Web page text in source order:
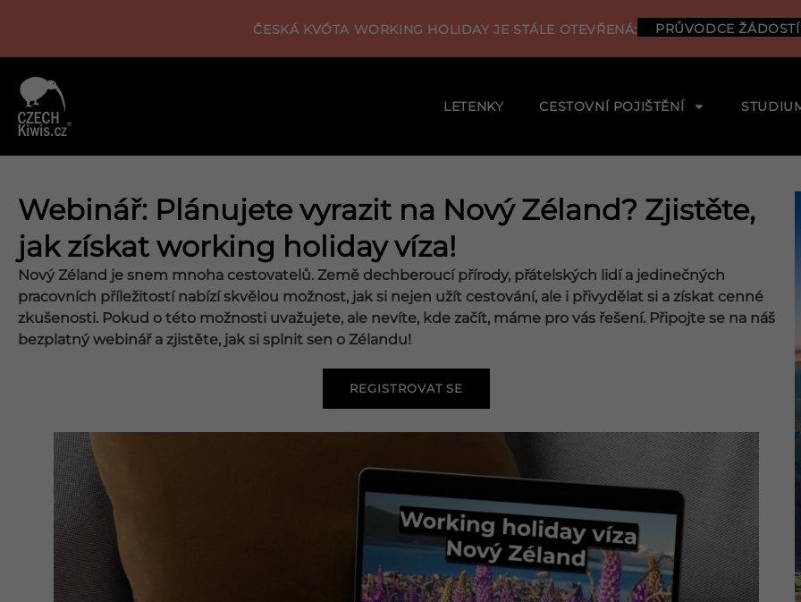
ČESKÁ KVÓTA WORKING HOLIDAY JE STÁLE OTEVŘENÁ: PRŮVODCE
LETENKY CESTOVNÍ POJIŠTĚNÍ
Webinář: Plánujete vyrazit na Nový Zéland? Zjistěte,
jak získat working holiday víza!
Nový Zéland je snem mnoha cestovatelů. Země dechberoucí přírody, přátelských lidí a jedinečných
pracovních příležitostí nabízí skvělou možnost, jak si nejen užít cestování, ale i přivydělat si a získat cenné
zkušenosti. Pokud o této možnosti uvažujete, ale nevíte, kde začít, máme pro vás řešení. Připojte se na náš
bezplatný webinář a zjistěte, jak si splnit sen o Zélandu!
REGISTROVAT SE